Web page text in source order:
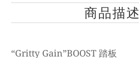
商品描述
“Gritty Gain”BOOST 踏板